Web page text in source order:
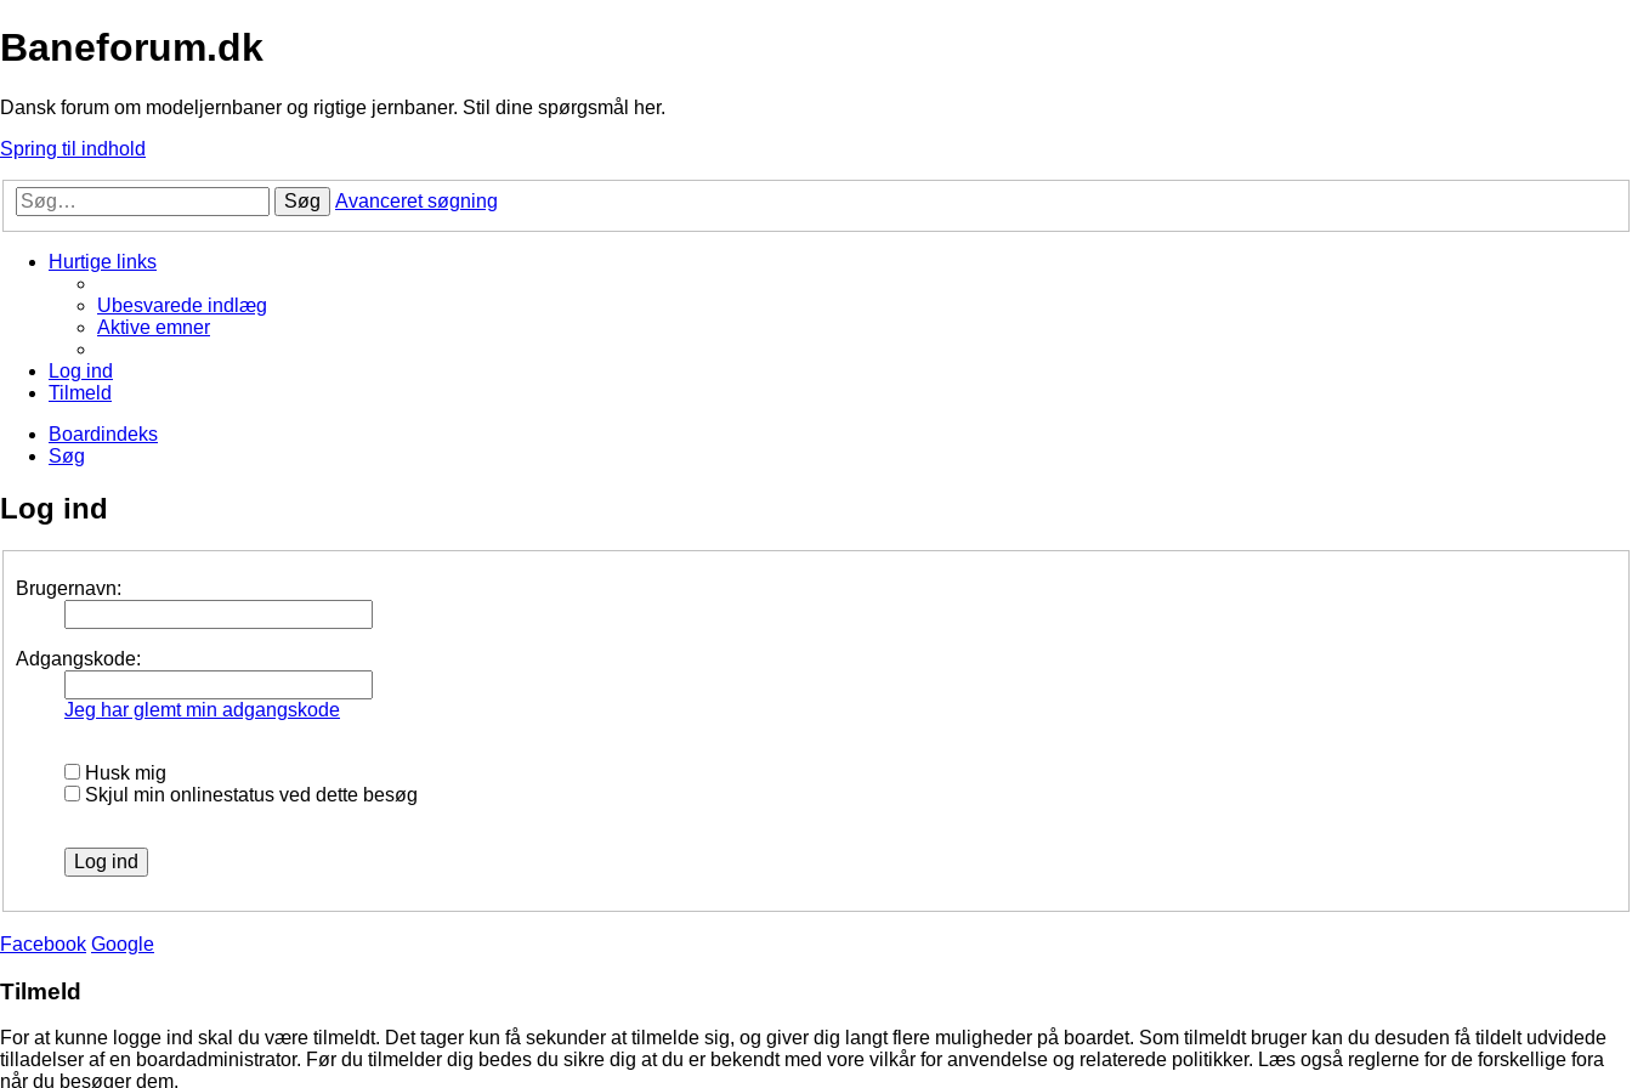
Baneforum.dk
Dansk forum om modeljernbaner og rigtige jernbaner. Stil dine spørgsmål her.
Spring til indhold
Søg Avanceret søgning
Hurtige links
Ubesvarede indlæg
Aktive emner
Log ind
Tilmeld
Boardindeks
Søg
Log ind
Brugernavn:
Adgangskode:
Jeg har glemt min adgangskode
Husk mig
Skjul min onlinestatus ved dette besøg
Facebook Google
Tilmeld
For at kunne logge ind skal du være tilmeldt. Det tager kun få sekunder at tilmelde sig, og giver dig langt flere muligheder på boardet. Som tilmeldt bruger kan du desuden få tildelt udvidede
tilladelser af en boardadministrator. Før du tilmelder dig bedes du sikre dig at du er bekendt med vore vilkår for anvendelse og relaterede politikker. Læs også reglerne for de forskellige fora
når du besøger dem.